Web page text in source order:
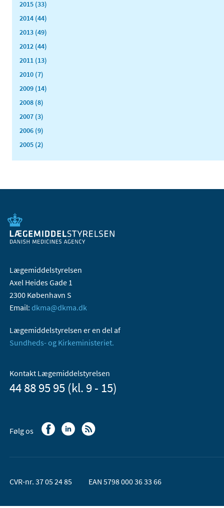
2015 (33)
2014 (44)
2013 (49)
2012 (44)
2011 (13)
2010 (7)
2009 (14)
2008 (8)
2007 (3)
2006 (9)
2005 (2)
Lægemiddelstyrelsen
Axel Heides Gade 1
2300 København S
Email: dkma@dkma.dk
Lægemiddelstyrelsen er en del af
Sundheds- og Kirkeministeriet.
Kontakt Lægemiddelstyrelsen
44 88 95 95 (kl. 9 - 15)
Følg os
CVR-nr. 37 05 24 85 EAN 5798 000 36 33 66